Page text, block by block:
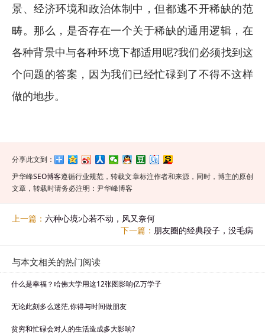
景、经济环境和政治体制中，但都逃不开稀缺的范
畴。那么，是否存在一个关于稀缺的通用逻辑，在
各种背景中与各种环境下都适用呢?我们必须找到这
个问题的答案，因为我们已经忙碌到了不得不这样
做的地步。
分享此文到：
尹华峰SEO博客遵循行业规范，转载文章标注作者和来源，同时，博主的原创
文章，转载时请务必注明：尹华峰博客
上一篇： 六种心境:心若不动，风又奈何
下一篇： 朋友圈的经典段子，没毛病
与本文相关的热门阅读
什么是幸福？哈佛大学用这12张图影响亿万学子
无论此刻多么迷茫,你得与时间做朋友
贫穷和忙碌会对人的生活造成多大影响?